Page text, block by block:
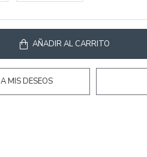
AÑADIR AL CARRITO
MIS DESEOS